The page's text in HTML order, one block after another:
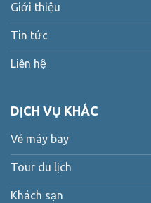
Giới thiệu
Tin tức
Liên hệ
DỊCH VỤ KHÁC
Vé máy bay
Tour du lịch
Khách sạn